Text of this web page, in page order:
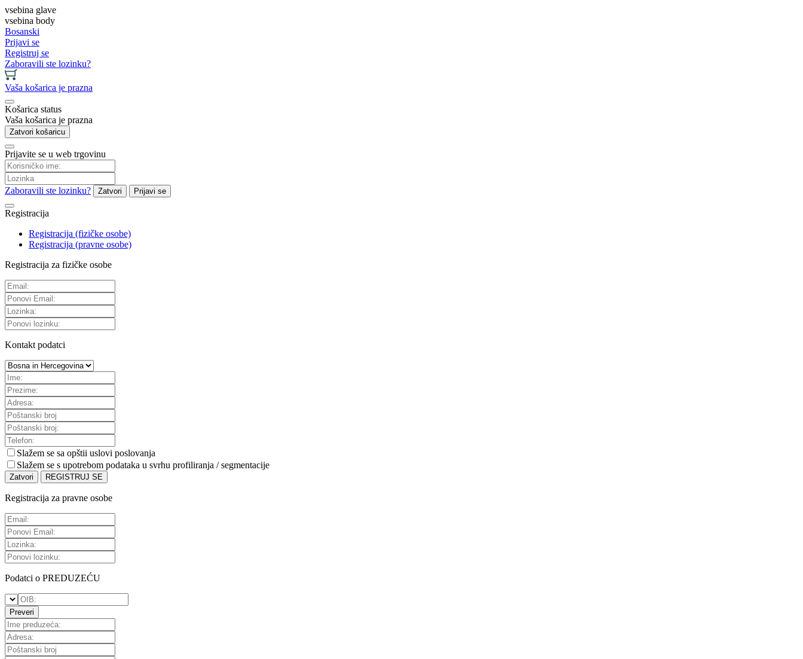
vsebina glave
vsebina body
Bosanski
Prijavi se
Registruj se
Zaboravili ste lozinku?
Vaša košarica je prazna
Košarica status
Vaša košarica je prazna
Zatvori košaricu
Prijavite se u web trgovinu
Zaboravili ste lozinku? Zatvori Prijavi se
Registracija
Registracija (fizičke osobe)
Registracija (pravne osobe)
Registracija za fizičke osobe
Kontakt podatci
Slažem se sa opštii uslovi poslovanja
Slažem se s upotrebom podataka u svrhu profiliranja / segmentacije
Zatvori REGISTRUJ SE
Registracija za pravne osobe
Podatci o PREDUZEĆU
Preveri